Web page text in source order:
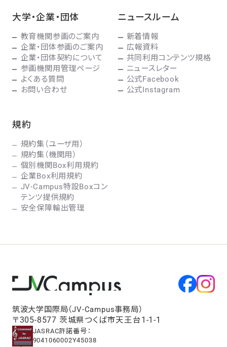
大学・企業・団体
教育機関参画のご案内
企業・団体参画のご案内
企業・団体契約について
参画機関用管理ページ
よくある質問
お問い合わせ
ニュースルーム
新着情報
広報資料
共同利用コンテンツ規格
ニュースレター
公式Facebook
公式Instagram
規約
規約集（ユーザ用）
規約集（機関用）
個別機関Box利用規約
企業Box利用規約
JV-Campus特設Boxコン
テンツ提供規約
安全保障輸出管理
筑波大学国際局（JV-Campus事務局）
〒305-8577 茨城県つくば市天王台1-1-1
JASRAC許諾番号：
9041060002Y45038